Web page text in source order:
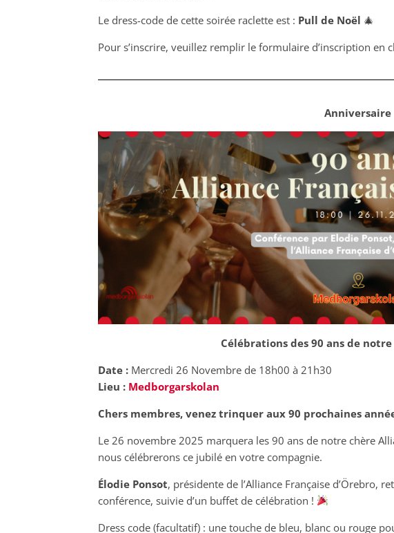
Le dress-code de cette soirée raclette est : Pull de Noël 🎄
Pour s’inscrire, veuillez remplir le formulaire d’inscription en
Anniversaire
Célébrations des 90 ans de
Date : Mercredi 26 Novembre de 18h00 à 21h30
Lieu : Medborgarskolan
Chers membres, venez trinquer aux 90 prochaines
Le 26 novembre 2025 marquera les 90 ans de notre chère
nous célébrerons ce jubilé en votre compagnie.
Élodie Ponsot, présidente de l’Alliance Française d’Örebro,
conférence, suivie d’un buffet de célébration !
Dress code (facultatif) : une touche de bleu, blanc ou rouge